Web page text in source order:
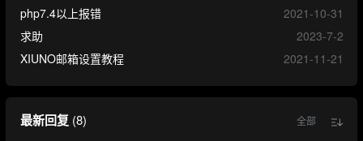
php7.4以上报错
2021-10-31
求助
2023-7-2
XIUNO邮箱设置教程
2021-11-21
最新回复(8) 全部